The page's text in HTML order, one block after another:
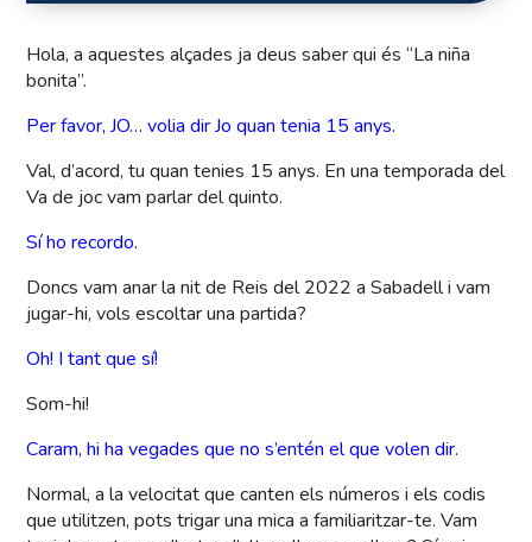
Hola, a aquestes alçades ja deus saber qui és “La niña
bonita”.
Per favor, JO… volia dir Jo quan tenia 15 anys.
Val, d’acord, tu quan tenies 15 anys. En una temporada del
Va de joc vam parlar del quinto.
Sí ho recordo.
Doncs vam anar la nit de Reis del 2022 a Sabadell i vam
jugar-hi, vols escoltar una partida?
Oh! I tant que sí!
Som-hi!
Caram, hi ha vegades que no s’entén el que volen dir.
Normal, a la velocitat que canten els números i els codis
que utilitzen, pots trigar una mica a familiaritzar-te. Vam